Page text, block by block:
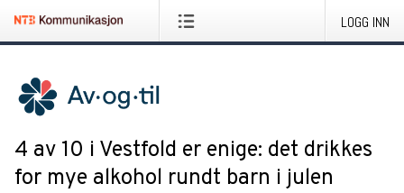
LOGG INN
4 av 10 i Vestfold er enige: det drikkes
for mye alkohol rundt barn i julen